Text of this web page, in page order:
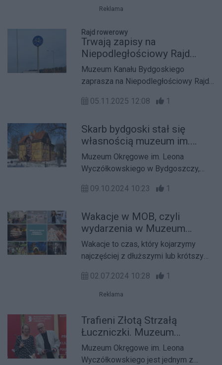
instytucji zapowiada kontynuację
oferty edukacyjnej i wystawienniczej.
Reklama
Rajd rowerowy
Trwają zapisy na
Niepodległościowy Rajd
Rowerowy wzdłuż Kanału
Bydgoskiego
Muzeum Kanału Bydgoskiego
zaprasza na Niepodległościowy Rajd
liczy około 14 km wzdłuż Kanału i
Osowej Górze. Wydarzenie łączy
rekreację z historyczną pogadanką;
limit miejsc wynosi 80.
05.11.2025 12:08 1
Skarb bydgoski stał się
własnością muzeum im.
Wyczółkowskiego
Muzeum Okręgowe im. Leona
Wyczółkowskiego w Bydgoszczy,
konserwatora zabytków, stało się
bydgoskiego, który od przeszło
sześciu lat miało w depozycie -
poinformowało we wtorek muzeum.
09.10.2024 10:23 1
Wakacje w MOB, czyli
wydarzenia w Muzeum
Okręgowym w lipcu i sierpniu
Wakacje to czas, który kojarzymy
najczęściej z dłuższymi lub krótszymi
zamieszkania, a nawet poza kraj,
zapominając o tym, co czeka tuż za
instytucje kultury w żadnym wypadku
nie biorą urlopu. Wręcz przeciwnie –
program Muzeum Okręgowego im.
02.07.2024 10:28 1
Reklama
Trafieni Złotą Strzałą
Łuczniczki. Muzeum
Okręgowe otrzymało
wyjątkową nagrodę
Muzeum Okręgowe im. Leona
Wyczółkowskiego jest jednym z